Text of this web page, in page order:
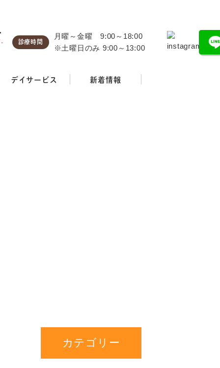
診療時間
月曜～金曜 9:00～18:00
※土曜日のみ 9:00～13:00
デイサービス 新着情報
カテゴリー